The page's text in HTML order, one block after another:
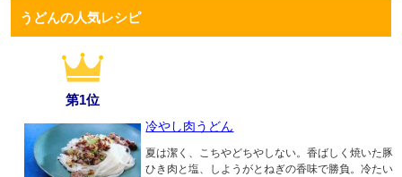
うどんの人気レシピ
第1位
冷やし肉うどん
夏は潔く、こちやどちやしない。香ばしく焼いた豚
ひき肉と塩、しようがとねぎの香味で勝負。冷たい